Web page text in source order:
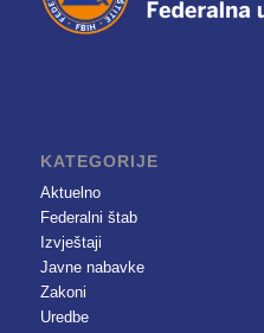
KATEGORIJE
Aktuelno
Federalni štab
Izvještaji
Javne nabavke
Zakoni
Uredbe